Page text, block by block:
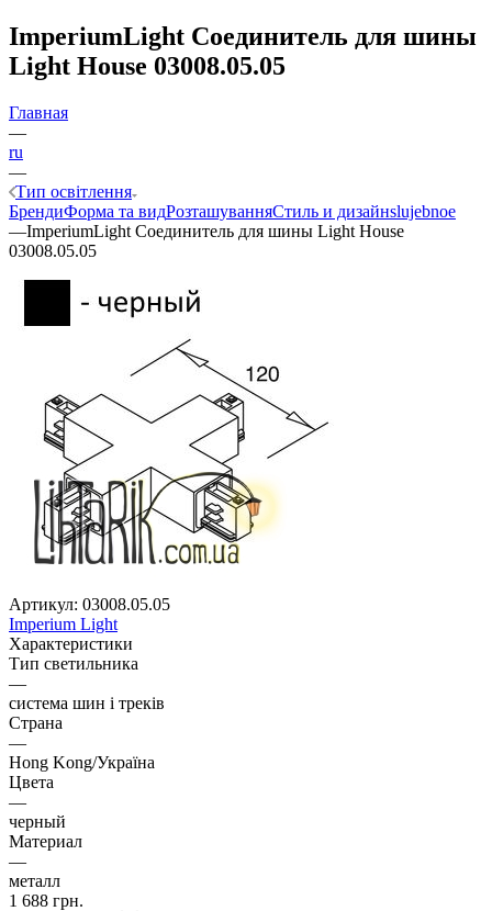
ImperiumLight Соединитель для шины
Light House 03008.05.05
Главная
—
ru
—
Тип освітлення
БрендиФорма та видРозташуванняСтиль и дизайнslujebnoe
—ImperiumLight Соединитель для шины Light House
03008.05.05
Артикул: 03008.05.05
Imperium Light
Характеристики
Тип светильника
—
система шин і треків
Страна
—
Hong Kong/Україна
Цвета
—
черный
Материал
—
металл
1 688 грн.